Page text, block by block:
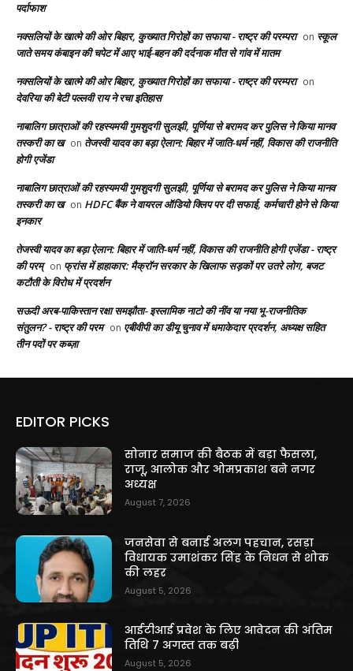
पर्दाफाश
नक्सलियों के खात्मे की ओर बिहार, कुख्यात गिरोहों का सफाया - राष्ट्र की परम्परा on स्कूल
जाते समय कंबाइन की चपेट में आए भाई-बहन की दर्दनाक मौत से गांव में मातम
नक्सलियों के खात्मे की ओर बिहार, कुख्यात गिरोहों का सफाया - राष्ट्र की परम्परा on
देवरिया की बेटी पल्लवी राय ने रचा इतिहास
नाबालिग छात्राओं की रहस्यमयी गुमशुदगी सुलझी, पूर्णिया से बरामद कर पुलिस ने किया मानव
तस्करी का ख on तेजस्वी यादव का बड़ा ऐलान: बिहार में जाति-धर्म नहीं, विकास की राजनीति
होगी एजेंडा
नाबालिग छात्राओं की रहस्यमयी गुमशुदगी सुलझी, पूर्णिया से बरामद कर पुलिस ने किया मानव
तस्करी का ख on HDFC बैंक ने वायरल ऑडियो क्लिप पर दी सफाई, कर्मचारी होने से किया
इनकार
तेजस्वी यादव का बड़ा ऐलान: बिहार में जाति-धर्म नहीं, विकास की राजनीति होगी एजेंडा - राष्ट्र
की परम् on फ्रांस में हाहाकार: मैक्रॉन सरकार के खिलाफ सड़कों पर उतरे लोग, बजट
कटौती के विरोध में प्रदर्शन
सऊदी अरब-पाकिस्तान रक्षा समझौता- इस्लामिक नाटो की नींव या नया भू-राजनीतिक
संतुलन? - राष्ट्र की परम on एबीवीपी का डीयू चुनाव में धमाकेदार प्रदर्शन, अध्यक्ष सहित
तीन पदों पर कब्ज़ा
EDITOR PICKS
सोनार समाज की बैठक में बड़ा फैसला,
राजू, आलोक और ओमप्रकाश बने नगर
अध्यक्ष
August 7, 2026
जनसेवा से बनाई अलग पहचान, रसड़ा
विधायक उमाशंकर सिंह के निधन से शोक
की लहर
August 5, 2026
आईटीआई प्रवेश के लिए आवेदन की अंतिम
तिथि 7 अगस्त तक बढ़ी
August 5, 2026